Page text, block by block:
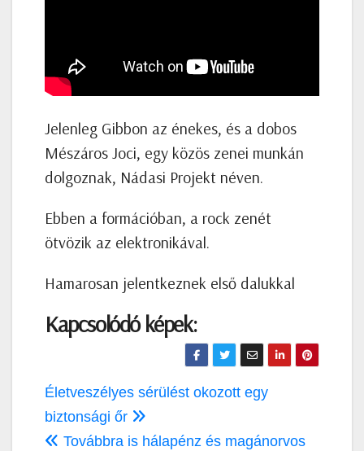
Jelenleg Gibbon az énekes, és a dobos
Mészáros Joci, egy közös zenei munkán
dolgoznak, Nádasi Projekt néven.
Ebben a formációban, a rock zenét
ötvözik az elektronikával.
Hamarosan jelentkeznek első dalukkal
Kapcsolódó képek:
Bejegyzés
navigáció
Életveszélyes sérülést okozott egy
biztonsági őr
Továbbra is hálapénz és magánorvos